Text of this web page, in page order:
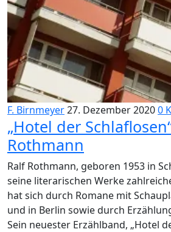
F. Birnmeyer27. Dezember 20200
„Hotel der
Rothmann
Ralf Rothmann, geboren 1953 in
seine literarischen Werke
hat sich durch Romane mit
und in Berlin sowie durch
Sein neuester Erzählband, „Hotel